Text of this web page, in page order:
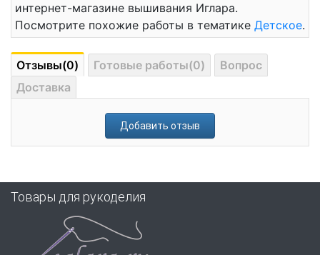
интернет-магазине вышивания Иглара.
Посмотрите похожие работы в тематике Детское.
Отзывы(0) Готовые работы(0)
Вопрос
Доставка
Добавить отзыв
Товары для рукоделия